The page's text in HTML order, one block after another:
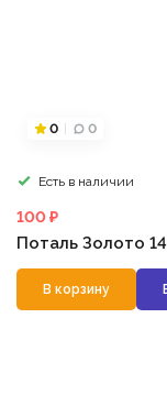
0 0
Есть в наличии
100 ₽
Поталь Золото
В корзину